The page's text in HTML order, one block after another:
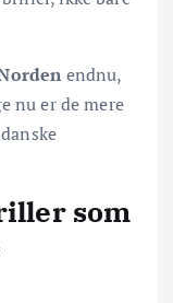
endnu,
nu er de mere
som